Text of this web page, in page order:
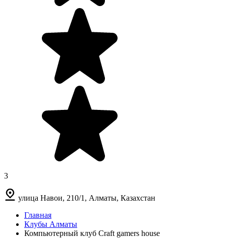
3
улица Навои, 210/1, Алматы, Казахстан
Главная
Клубы Алматы
Компьютерный клуб Craft gamers house